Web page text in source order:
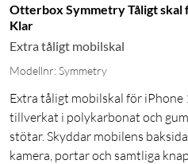
Otterbox Symmetry Tåligt skal
Klar
Extra tåligt mobilskal
Modellnr: Symmetry
Extra tåligt mobilskal för iPhone
tillverkat i polykarbonat och
stötar. Skyddar mobilens
kamera, portar och samtliga